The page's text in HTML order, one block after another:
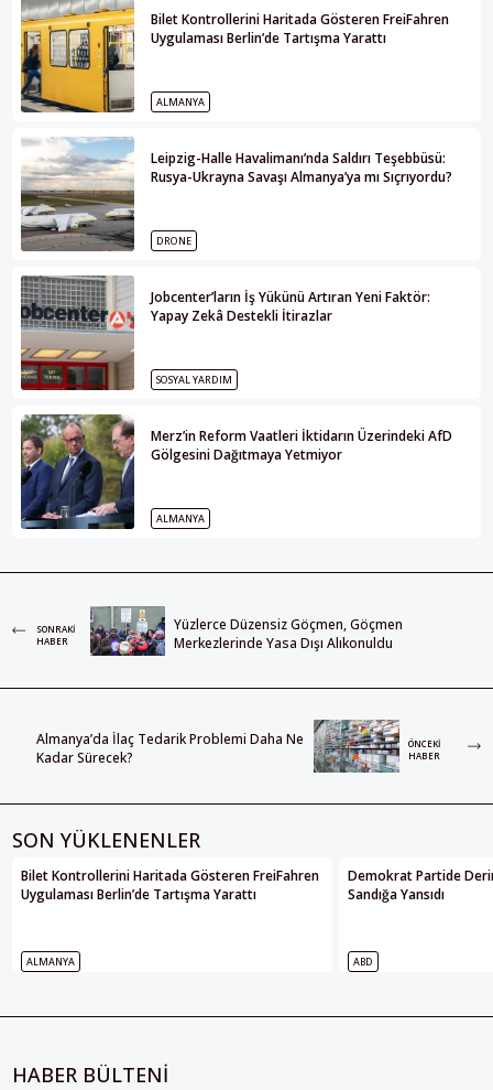
Bilet Kontrollerini Haritada Gösteren FreiFahren
Uygulaması Berlin’de Tartışma Yarattı
ALMANYA
Leipzig-Halle Havalimanı’nda Saldırı Teşebbüsü:
Rusya-Ukrayna Savaşı Almanya’ya mı Sıçrıyordu?
DRONE
Jobcenter’ların İş Yükünü Artıran Yeni Faktör:
Yapay Zekâ Destekli İtirazlar
SOSYAL YARDIM
Merz’in Reform Vaatleri İktidarın Üzerindeki AfD
Gölgesini Dağıtmaya Yetmiyor
ALMANYA
SONRAKI
HABER
Yüzlerce Düzensiz Göçmen, Göçmen
Merkezlerinde Yasa Dışı Alıkonuldu
Almanya’da İlaç Tedarik Problemi Daha Ne
Kadar Sürecek?
ÖNCEKI
HABER
SON YÜKLENENLER
Bilet Kontrollerini Haritada Gösteren FreiFahren
Uygulaması Berlin’de Tartışma Yarattı
ALMANYA
Demokrat Partide
Sandığa Yansıdı
ABD
HABER BÜLTENİ